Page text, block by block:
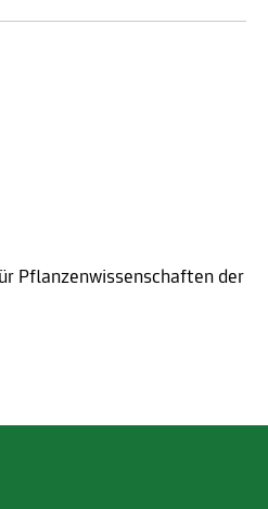
Pflanzenwissenschaften der